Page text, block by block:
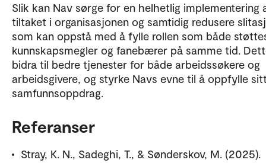
Slik kan Nav sørge for en helhetlig implementering
tiltaket i organisasjonen og samtidig redusere
som kan oppstå med å fylle rollen som både
kunnskapsmegler og fanebærer på samme tid.
bidra til bedre tjenester for både arbeidssøkere og
arbeidsgivere, og styrke Navs evne til å oppfylle
samfunnsoppdrag.
Referanser
Stray, K. N., Sadeghi, T., & Sønderskov, M. (2025).